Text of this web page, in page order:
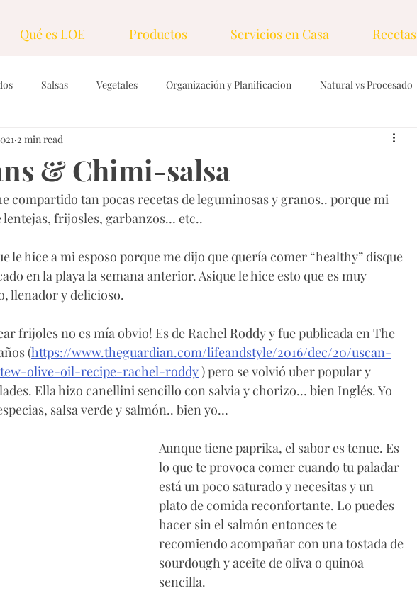
Qué es LOE Productos Servicios en Casa Recetas
Salsas Vegetales Organización y Planificacion Natural vs Procesado
& Vinagretas Ingredientes
Desayunos Nueces y semillas Sopas, caldos y cremas Drinks
& Chimi-salsa
2 min read
compartido tan pocas recetas de leguminosas y granos.. porque mi
lentejas, frijosles, garbanzos… etc..
le hice a mi esposo porque me dijo que quería comer “healthy” disque
en la playa la semana anterior. Asique le hice esto que es muy
llenador y delicioso.
frijoles no es mía obvio! Es de Rachel Roddy y fue publicada en The
(https://www.theguardian.com/lifeandstyle/2016/dec/20/uscan-
olive-oil-recipe-rachel-roddy ) pero se volvió uber popular y
Ella hizo canellini sencillo con salvia y chorizo… bien Inglés. Yo
salsa verde y salmón.. bien yo…
Aunque tiene paprika, el sabor es tenue. Es
lo que te provoca comer cuando tu paladar
está un poco saturado y necesitas y un
plato de comida reconfortante. Lo puedes
hacer sin el salmón entonces te
recomiendo acompañar con una tostada de
sourdough y aceite de oliva o quinoa
sencilla.